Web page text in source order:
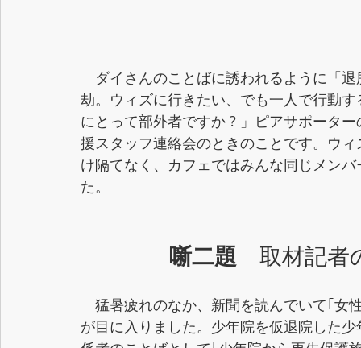
ダイさんのことばに誘われるように「
劫。ウィズに行きたい、でも一人で行動
にとって部外者ですか ? 」ピアサポータ
援スタッフ連絡会のときのことです。ウ
け隔てなく、カフェではみんな同じメン
た。
噺二題 取材記者
猛暑疲れのなか、新聞を読んでいて｢女
が目に入りました。少年院を仮退院した